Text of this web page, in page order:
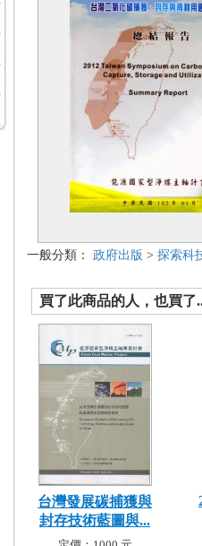
一般分類： 政府出版 > 探索科
買了此商品的人，也買了
台灣發展碳捕獲與
封存技術藍圖與...